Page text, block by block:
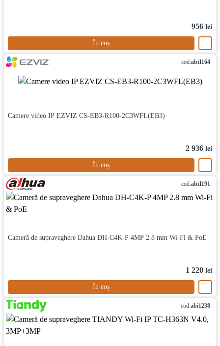
956 lei
În coș
cod:abi1164
Camere video IP EZVIZ CS-EB3-R100-2C3WFL(EB3)
2 936 lei
În coș
cod:abi1191
Cameră de supraveghere Dahua DH-C4K-P 4MP 2.8 mm Wi-Fi & PoE
1 220 lei
În coș
cod:abi1238